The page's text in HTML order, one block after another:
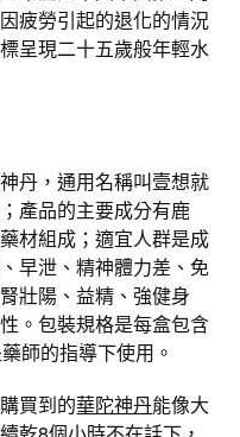
疲勞引起的退化的情況
呈現二十五歲般年輕水
丹，通用名稱叫壹想就
產品的主要成分有鹿
材組成；適宜人群是成
早泄、精神體力差、免
壯陽、益精、強健身
。包裝規格是每盒包含
師的指導下使用。
買到的華陀神丹能像大